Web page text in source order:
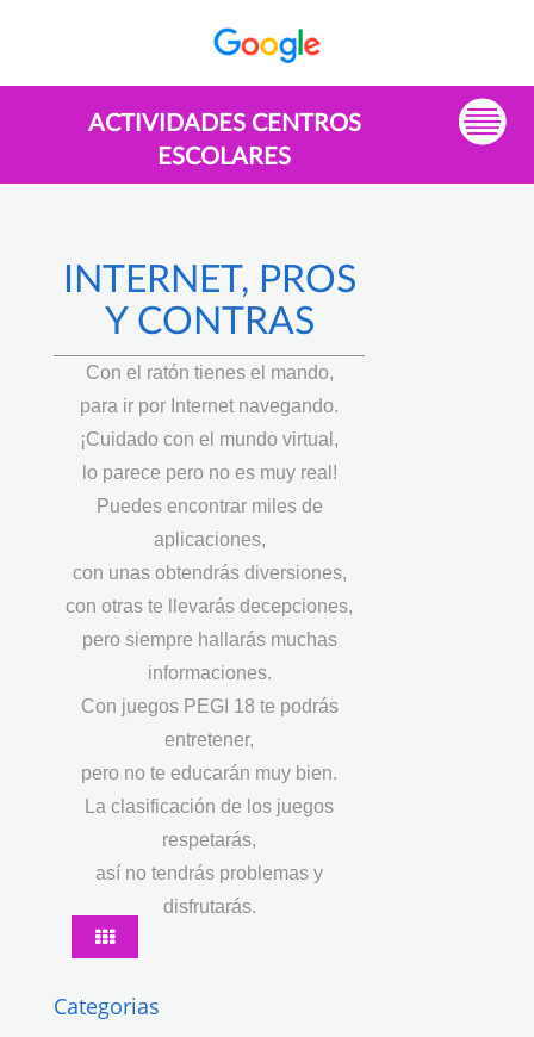
ACTIVIDADES CENTROS
ESCOLARES
INTERNET, PROS
Y CONTRAS
Con el ratón tienes el mando,
para ir por Internet navegando.
¡Cuidado con el mundo virtual,
lo parece pero no es muy real!
Puedes encontrar miles de
aplicaciones,
con unas obtendrás diversiones,
con otras te llevarás decepciones,
pero siempre hallarás muchas
informaciones.
Con juegos PEGI 18 te podrás
entretener,
pero no te educarán muy bien.
La clasificación de los juegos
respetarás,
así no tendrás problemas y
disfrutarás.
Categorias